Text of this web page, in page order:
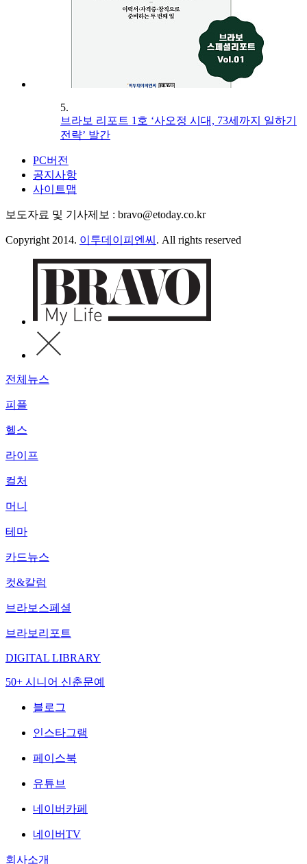
5.
브라보 리포트 1호 ‘사오정 시대, 73세까지 일하기
전략’ 발간
PC버전
공지사항
사이트맵
보도자료 및 기사제보 : bravo@etoday.co.kr
Copyright 2014. 이투데이피엔씨 . All rights reserved
전체뉴스
피플
헬스
라이프
컬처
머니
테마
카드뉴스
컷&칼럼
브라보스페셜
브라보리포트
DIGITAL LIBRARY
50+ 시니어 신춘문예
블로그
인스타그램
페이스북
유튜브
네이버카페
네이버TV
회사소개